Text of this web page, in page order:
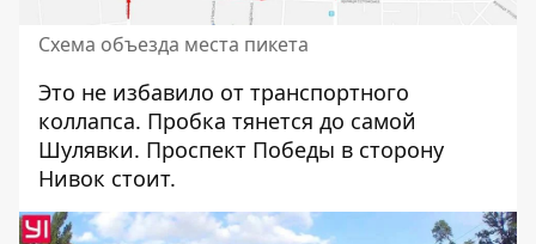
Схема объезда места пикета
Это не избавило от транспортного
коллапса. Пробка тянется до самой
Шулявки. Проспект Победы в сторону
Нивок стоит.